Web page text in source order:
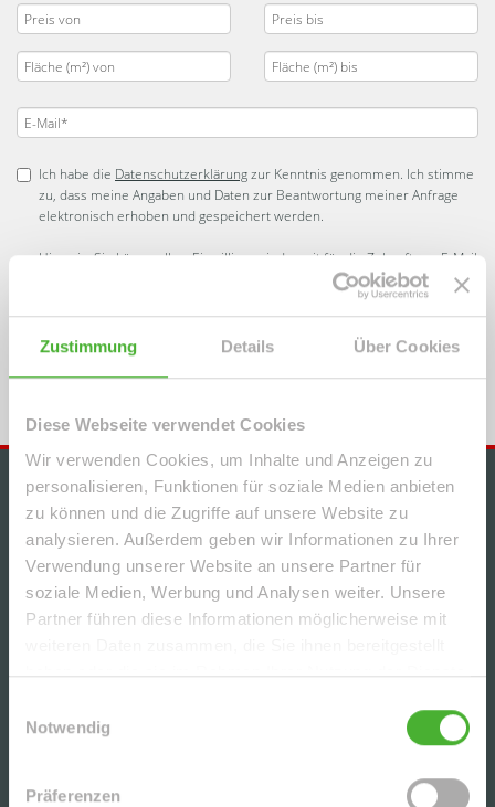
Zustimmung Details Über Cookies
Diese Webseite verwendet Cookies
Wir verwenden Cookies, um Inhalte und Anzeigen zu
personalisieren, Funktionen für soziale Medien anbieten
zu können und die Zugriffe auf unsere Website zu
analysieren. Außerdem geben wir Informationen zu Ihrer
Verwendung unserer Website an unsere Partner für
soziale Medien, Werbung und Analysen weiter. Unsere
Partner führen diese Informationen möglicherweise mit
haben oder die sie im Rahmen Ihrer Nutzung der Dienste
Notwendig
Präferenzen
Ich habe die Datenschutzerklärungzur Kenntnis genommen. Ich stimme
zu, dass meine Angaben und Daten zur Beantwortung meiner Anfrage
elektronisch erhoben und gespeichert werden.
Hinweis: Sie können Ihre Einwilligung jederzeit für die Zukunft per E-Mail
Absenden
IMMOBILIENANGEBOTE
+++GEMÜTLICHE, HELLE 2-RWG MIT BALKON u.
TG-STELLPL. IM BELIEBTEN WURZEN+++
IN BELIEBTER LAGE V. LPZ.-LAUSEN - NAHE D.
SCHICKE, UNVERMIETETE 3-RWG MIT PARKETT
U. EBK (WG-GEEIGNET) IN DER BELIEBTEN